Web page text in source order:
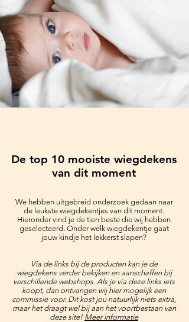
De top 10 mooiste wiegdekens
van dit moment
We hebben uitgebreid onderzoek gedaan naar
de leukste wiegdekentjes van dit moment.
Hieronder vind je de tien beste die wij hebben
geselecteerd. Onder welk wiegdekentje gaat
jouw kindje het lekkerst slapen?
Via de links bij de producten kan je de
wiegdekens verder bekijken en aanschaffen bij
verschillende webshops. Als je via deze links iets
koopt, dan ontvangen wij hier mogelijk een
commissie voor. Dit kost jou natuurlijk niets extra,
maar het draagt wel bij aan het voortbestaan van
deze site! Meer informatie